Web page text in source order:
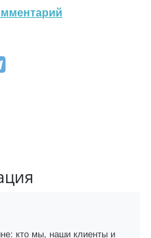
кто мы, наши клиенты и